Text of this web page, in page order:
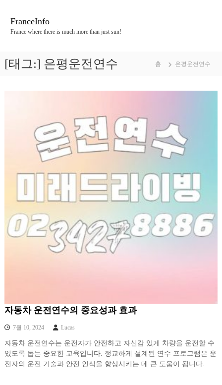
가
FranceInfo
France where there is much more than just sun!
[태그:] 은평운전연수 홈 은평운전연수
자동차 운전연수의 중요성과 효과
7월 10, 2024 Lucas
자동차 운전연수는 운전자가 안전하고 자신감 있게 차량을 운전할 수
있도록 돕는 중요한 교육입니다. 정교하게 설계된 연수 프로그램은 운
전자의 운전 기술과 안전 인식을 향상시키는 데 큰 도움이 됩니다.